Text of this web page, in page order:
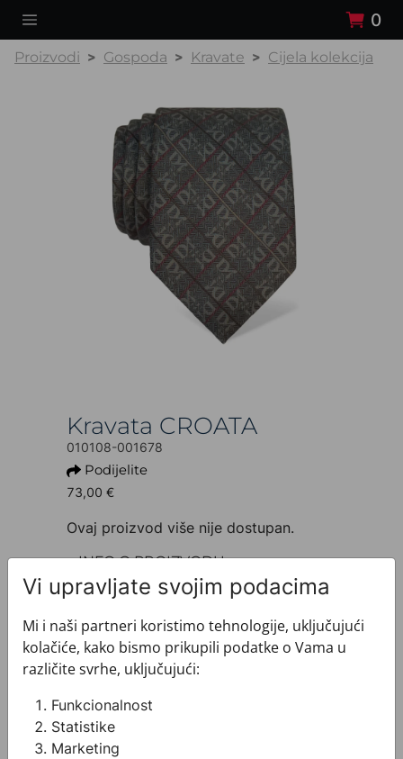
0
Proizvodi Gospoda Kravate Cijela kolekcija
Kravata CROATA
010108-001678
Podijelite
73,00 €
Ovaj proizvod više nije dostupan.
+ INFO O PROIZVODU
Dezen: Tematski
Motiv: Glagoljica
Boja: Siva
Proizvod: Kravata
Veličina: Uska 7 cm
Brand: CROATA
Sirovinski sastav : Svila 100%
+ MATERIJAL I ODRŽAVANJE
+ DOSTAVA
Vi upravljate svojim podacima
Mi i naši partneri koristimo tehnologije, uključujući
kolačiće, kako bismo prikupili podatke o Vama u
različite svrhe, uključujući:
Funkcionalnost
Statistike
Marketing